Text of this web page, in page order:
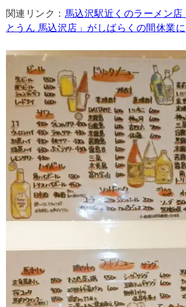
関連リンク： 馬込沢駅近くのラーメン店
とうん 馬込沢店」がしばらくの間休業に